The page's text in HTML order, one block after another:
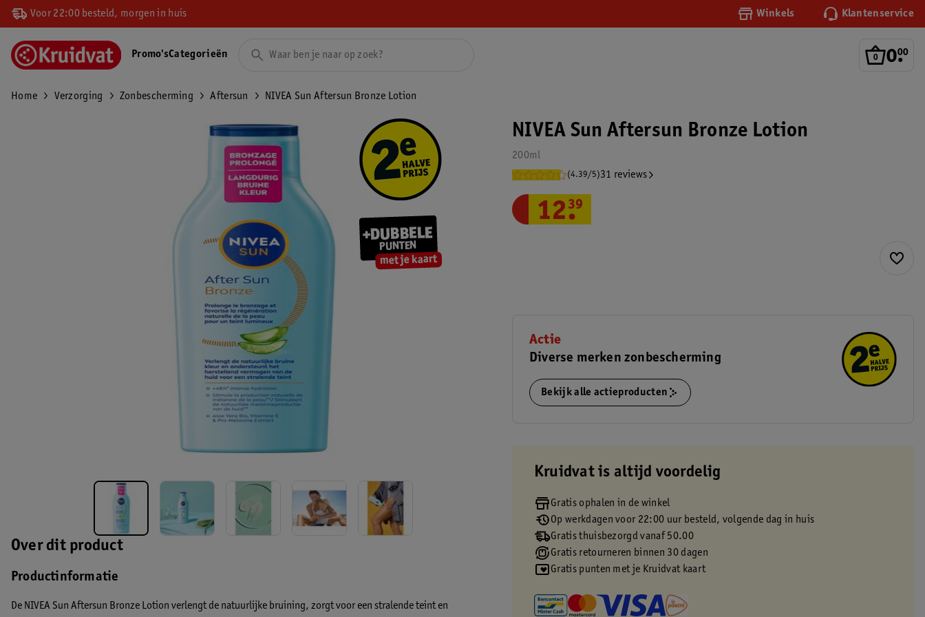
Voor 22:00 besteld, morgen in huis Winkels Klantenservice
0.
00
Promo'sCategorieën
Home Verzorging Zonbescherming Aftersun NIVEA Sun Aftersun Bronze Lotion
Over dit product
Productinformatie
De NIVEA Sun Aftersun Bronze Lotion verlengt de natuurlijke bruining, zorgt voor een stralende teint en
NIVEA Sun Aftersun Bronze Lotion
200ml
(4.39/5)31 reviews
12.
39
Actie
Diverse merken zonbescherming
Bekijk alle actieproducten
Kruidvat is altijd voordelig
Gratis ophalen in de winkel
Op werkdagen voor 22:00 uur besteld, volgende dag in huis
Gratis thuisbezorgd vanaf 50.00
Gratis retourneren binnen 30 dagen
Gratis punten met je Kruidvat kaart